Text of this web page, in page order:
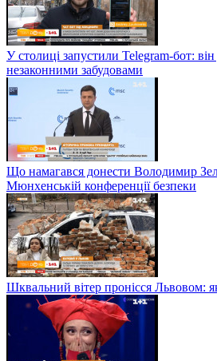
У столиці запустили Telegram-бот:
незаконними забудовами
Що намагався донести Володимир
Мюнхенській конференції безпеки
Шквальний вітер пронісся Львовом: